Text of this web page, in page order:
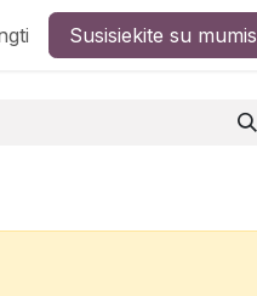
Susisiekite su mumis